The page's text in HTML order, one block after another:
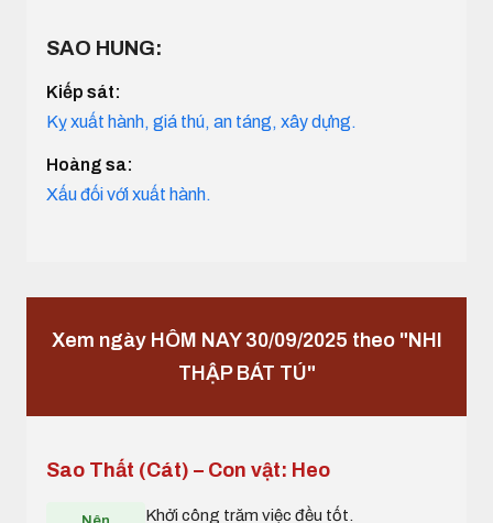
SAO HUNG:
Kiếp sát:
Kỵ xuất hành, giá thú, an táng, xây dựng.
Hoàng sa:
Xấu đối với xuất hành.
Xem ngày HÔM NAY 30/09/2025 theo "NHI
THẬP BÁT TÚ"
Sao Thất (Cát) – Con vật: Heo
Khởi công trăm việc đều tốt.